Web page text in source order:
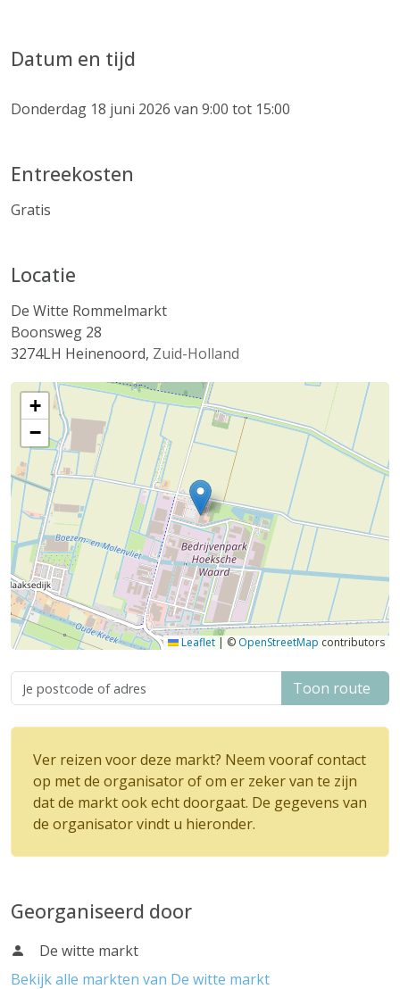
Datum en tijd
Donderdag 18 juni 2026 van 9:00 tot 15:00
Entreekosten
Gratis
Locatie
De Witte Rommelmarkt
Boonsweg 28
3274LH Heinenoord, Zuid-Holland
+
−
Leaflet | © OpenStreetMap contributors
Toon route
Ver reizen voor deze markt? Neem vooraf contact
op met de organisator of om er zeker van te zijn
dat de markt ook echt doorgaat. De gegevens van
de organisator vindt u hieronder.
Georganiseerd door
De witte markt
Bekijk alle markten van De witte markt